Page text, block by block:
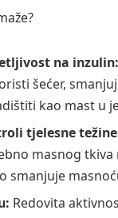
na inzulin:
šećer,
kao mast u
tjelesne
masnog tkiva
smanjuje
Redovita